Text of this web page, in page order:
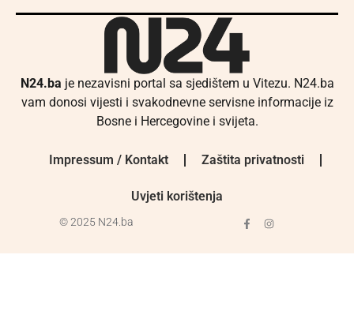
N24.ba je nezavisni portal sa sjedištem u Vitezu. N24.ba
vam donosi vijesti i svakodnevne servisne informacije iz
Bosne i Hercegovine i svijeta.
Impressum / Kontakt Zaštita privatnosti
Uvjeti korištenja
© 2025 N24.ba